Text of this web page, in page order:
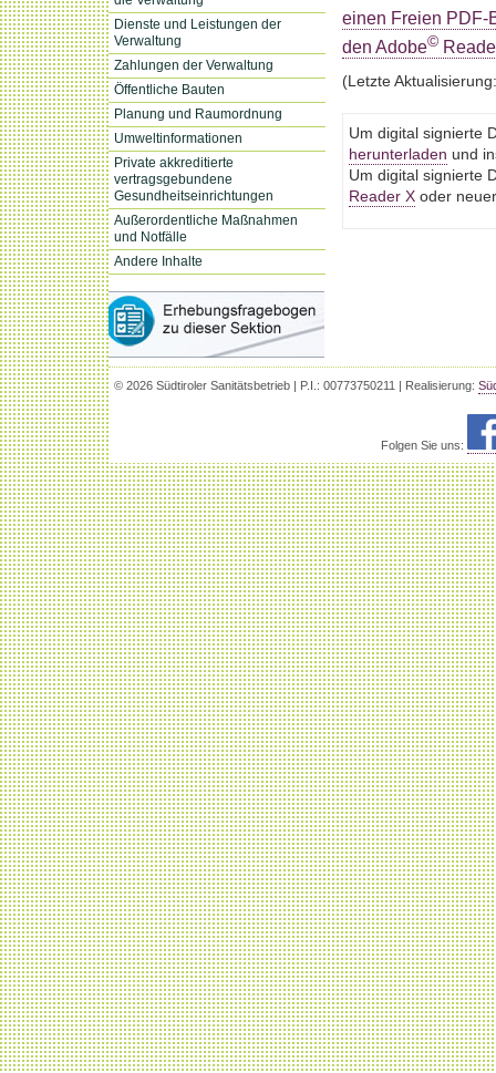
Dienste und Leistungen der
Verwaltung
Zahlungen der Verwaltung
Öffentliche Bauten
Planung und Raumordnung
Umweltinformationen
Private akkreditierte
vertragsgebundene
Gesundheitseinrichtungen
Außerordentliche Maßnahmen
und Notfälle
Andere Inhalte
einen Freien PDF-
den Adobe©
(Letzte
Um digital signierte
herunterladen und
Um digital signierte
Reader X oder
© 2026 Südtiroler Sanitätsbetrieb | P.I.: 00773750211 | Realisierung:
Folgen Sie uns: